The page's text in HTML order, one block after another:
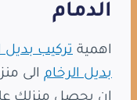
الدمام
اهمية تركيب بديل
بديل الرخام الى